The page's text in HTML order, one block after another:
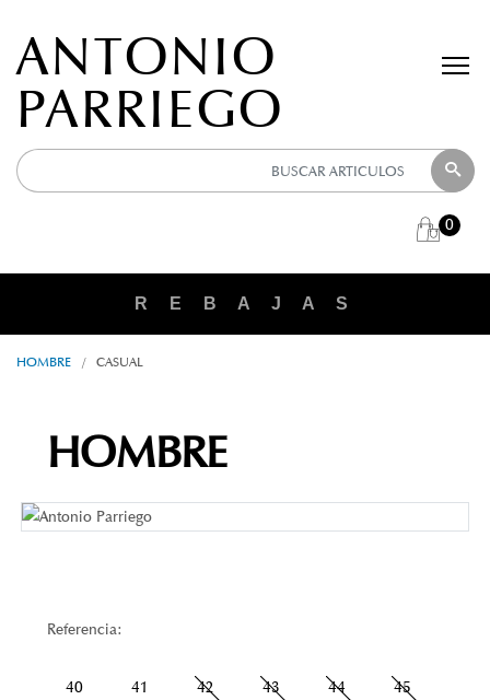
ANTONIO
PARRIEGO
0
R E B A J A S
HOMBRE / CASUAL
HOMBRE
Referencia:
40 41 42 43 44 45